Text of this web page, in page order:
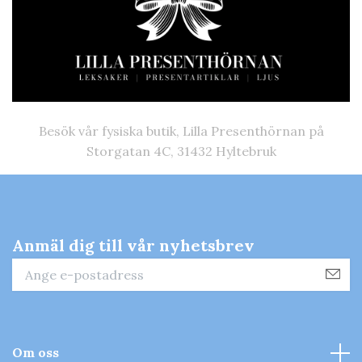
Besök vår fysiska butik, Lilla Presenthörnan på
Storgatan 4C, 31432 Hyltebruk
Anmäl dig till vår nyhetsbrev
Om oss